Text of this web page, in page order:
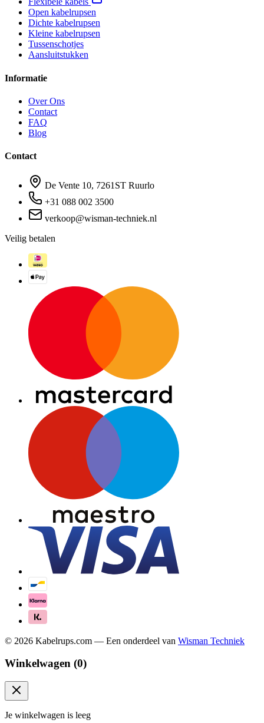
Open kabelrupsen
Dichte kabelrupsen
Kleine kabelrupsen
Tussenschotjes
Aansluitstukken
Informatie
Over Ons
Contact
FAQ
Blog
Contact
De Vente 10, 7261ST Ruurlo
+31 088 002 3500
verkoop@wisman-techniek.nl
Veilig betalen
© 2026 Kabelrups.com — Een onderdeel van Wisman Techniek
Winkelwagen (0)
Je winkelwagen is leeg